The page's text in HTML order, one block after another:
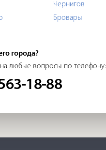
Чернигов
Бровары
города?
любые вопросы по телефону:
18-88